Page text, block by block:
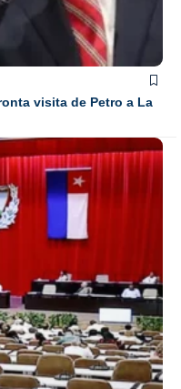
visita de Petro a La